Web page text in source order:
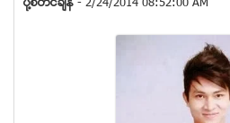
ပုိ႔စ္တင္ခ်ိန္ - 2/24/2014 08:52:00 AM